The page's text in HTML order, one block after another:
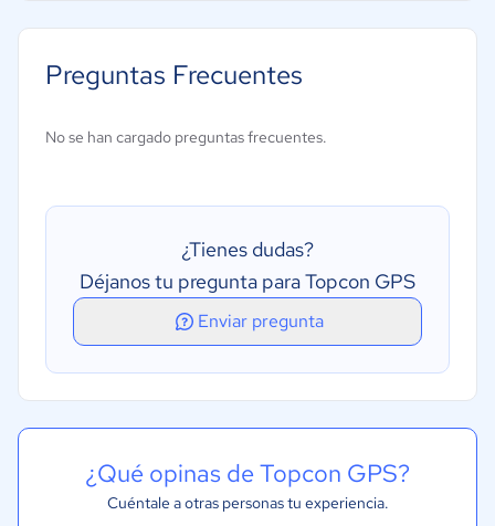
Enrutamiento
Preguntas Frecuentes
No se han cargado preguntas frecuentes.
¿Tienes dudas?
Déjanos tu pregunta para Topcon GPS
Enviar pregunta
¿Qué opinas de Topcon GPS?
Cuéntale a otras personas tu experiencia.